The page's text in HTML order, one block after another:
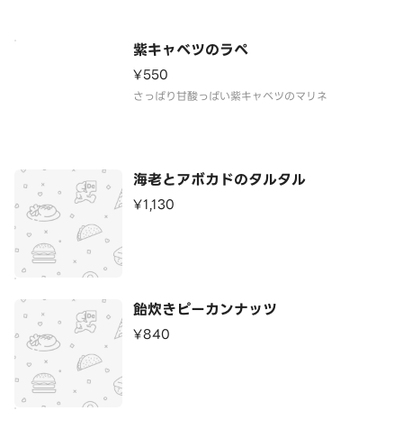
紫キャベツのラペ
¥550
さっぱり甘酸っぱい紫キャベツのマリネ
海老とアボカドのタルタル
¥1,130
飴炊きピーカンナッツ
¥840